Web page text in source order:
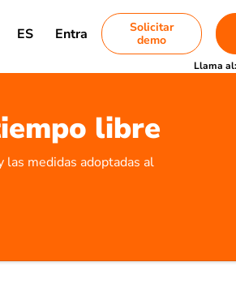
ES Entra
Solicitar
demo
Llama al:
libre
medidas adoptadas al